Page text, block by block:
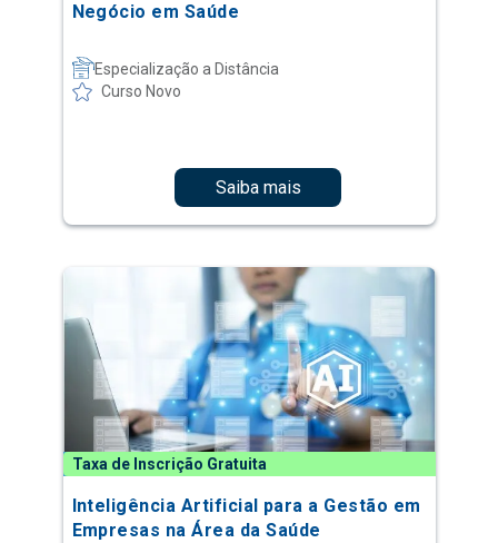
Negócio em Saúde
Especialização a Distância
Curso Novo
Saiba mais
Taxa de Inscrição Gratuita
Inteligência Artificial para a Gestão em
Empresas na Área da Saúde